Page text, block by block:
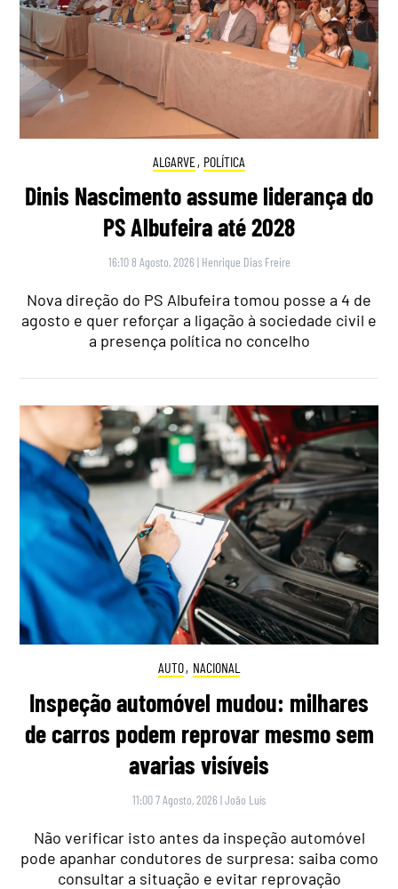
ALGARVE, POLÍTICA
Dinis Nascimento assume liderança do
PS Albufeira até 2028
16:10 8 Agosto, 2026 | Henrique Dias Freire
Nova direção do PS Albufeira tomou posse a 4 de
agosto e quer reforçar a ligação à sociedade civil e
a presença política no concelho
AUTO, NACIONAL
Inspeção automóvel mudou: milhares
de carros podem reprovar mesmo sem
avarias visíveis
11:00 7 Agosto, 2026 |João Luís
Não verificar isto antes da inspeção automóvel
pode apanhar condutores de surpresa: saiba como
consultar a situação e evitar reprovação